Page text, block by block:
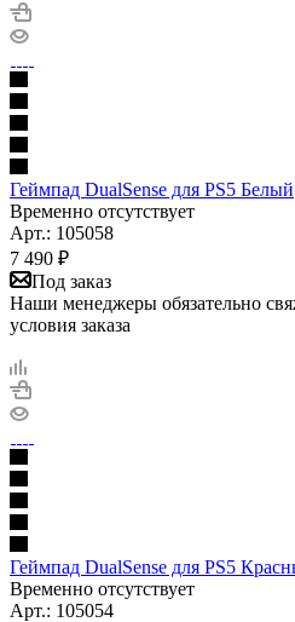
Геймпад DualSense для PS5 Белый
Временно отсутствует
Арт.: 105058
7 490 ₽
Под заказ
Наши менеджеры обязательно
условия заказа
Геймпад DualSense для PS5
Временно отсутствует
Арт.: 105054